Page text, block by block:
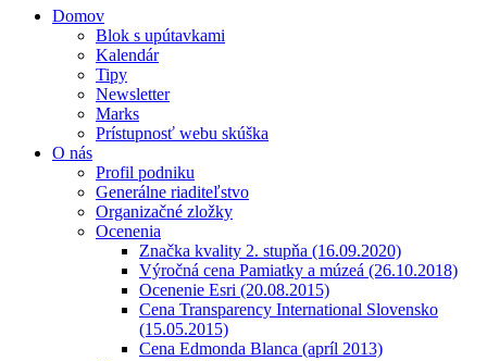
Domov
Blok s upútavkami
Kalendár
Tipy
Newsletter
Marks
Prístupnosť webu skúška
O nás
Profil podniku
Generálne riaditeľstvo
Organizačné zložky
Ocenenia
Značka kvality 2. stupňa (16.09.2020)
Výročná cena Pamiatky a múzeá (26.10.2018)
Ocenenie Esri (20.08.2015)
Cena Transparency International Slovensko
(15.05.2015)
Cena Edmonda Blanca (apríl 2013)